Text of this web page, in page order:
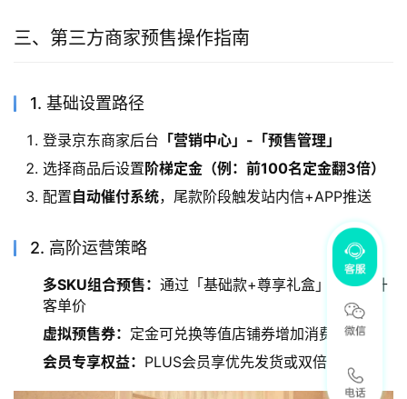
三、第三方商家预售操作指南
1. 基础设置路径
登录京东商家后台 「营销中心」-「预售管理」
选择商品后设置阶梯定金（例：前100名定金翻3倍）
配置自动催付系统，尾款阶段触发站内信+APP推送
2. 高阶运营策略
多SKU组合预售： 通过「基础款+尊享礼盒」配置提升
客单价
虚拟预售券： 定金可兑换等值店铺券增加消费粘性
会员专享权益： PLUS会员享优先发货或双倍积分